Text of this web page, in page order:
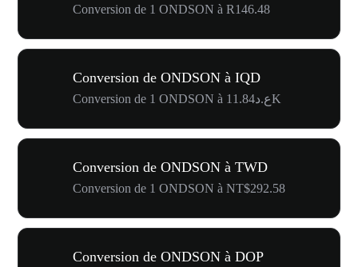
Conversion de 1 ONDSON à R146.48
Conversion de ONDSON à IQD
Conversion de 1 ONDSON à ع.د11.84K
Conversion de ONDSON à TWD
Conversion de 1 ONDSON à NT$292.58
Conversion de ONDSON à DOP